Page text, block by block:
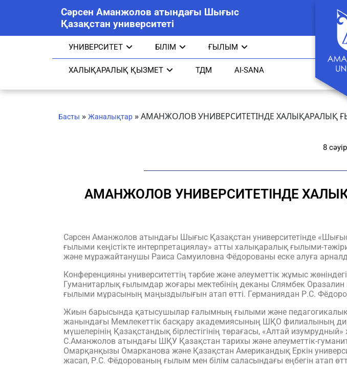
Сәрсен Аманжолов атындағы Шығыс
Қазақстан университеті
УНИВЕРСИТЕТ БІЛІМ ҒЫЛЫМ
ХАЛЫҚАРАЛЫҚ ҚЫЗМЕТ ТДМ AI-SANA
Басты » Жаналықтар »АМАНЖОЛОВ УНИВЕРСИТЕТІНДЕ ХАЛЫҚАРАЛЫҚ
8
АМАНЖОЛОВ УНИВЕРСИТЕТІНДЕ
Сәрсен Аманжолов атындағы Шығыс Қазақстан университетінде
ғылыми кеңістікте интерпретациялау» атты халықаралық ғылыми-
және мұражайтанушы Раиса Самуиловна Фёдорованы еске алуға
Конференцияны университеттің тәрбие және әлеуметтік жұмыс
Гуманитарлық ғылымдар жоғары мектебінің деканы Слямбек
ғылыми мұрасының маңыздылығын атап өтті. Германиядан Р.С.
Жиын барысында қатысушылар ғалымның ғылыми және педагогикалық
жанындағы Мемлекеттік басқару академиясының ШҚО филиалының
мүшелерінің Қазақстандық бірлестігінің төрағасы, «Алтай
С.Аманжолов атындағы ШҚУ Қазақстан тарихы және әлеуметтік-
Омарқанқызы Омарканова және Қазақстан Американдық Еркін
жасап, Р.С. Фёдорованың ғылым мен білім саласындағы еңбегін атап